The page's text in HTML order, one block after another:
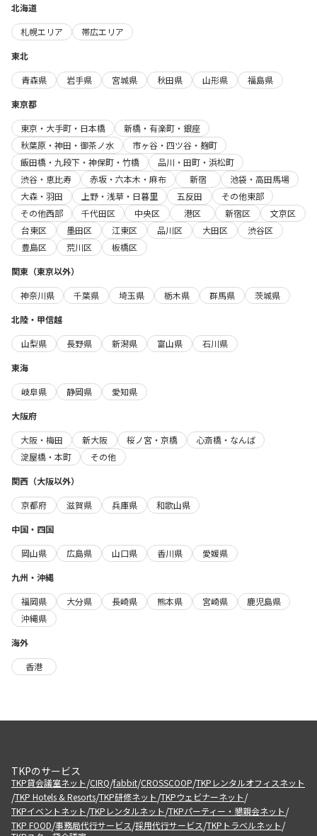
北海道
札幌エリア
帯広エリア
東北
青森県
岩手県 宮城県 秋田県 山形県
福島県
東京都
東京・大手町・日本橋
新橋・有楽町・銀座
秋葉原・神田・御茶ノ水
市ヶ谷・四ツ谷・麹町
飯田橋・九段下・神保町・竹橋
品川・田町・浜松町
渋谷・恵比寿
赤坂・六本木・麻布 新宿
池袋・高田馬場
大森・羽田
上野・浅草・日暮里 五反田
その他東部
その他西部
千代田区 中央区 港区 新宿区
文京区
台東区
墨田区 江東区 品川区 大田区
渋谷区
豊島区
荒川区
板橋区
関東（東京以外）
神奈川県
千葉県 埼玉県 栃木県 群馬県
茨城県
北陸・甲信越
山梨県
長野県 新潟県 富山県
石川県
東海
岐阜県
静岡県
愛知県
大阪府
大阪・梅田
新大阪 桜ノ宮・京橋
心斎橋・なんば
淀屋橋・本町
その他
関西（大阪以外）
京都府
滋賀県 兵庫県
和歌山県
中国・四国
岡山県
広島県 山口県 香川県
愛媛県
九州・沖縄
福岡県
大分県 長崎県 熊本県 宮崎県
鹿児島県
沖縄県
海外
香港
TKPのサービス
TKP貸会議室ネット/CIRQ/fabbit/CROSSCOOP/TKPレンタルオフィスネット
/TKP Hotels & Resorts/TKP研修ネット/TKPウェビナーネット/
TKPイベントネット/TKPレンタルネット/TKPパーティー・懇親会ネット/
TKP FOOD/事務局代行サービス/採用代行サービス/TKPトラベルネット/